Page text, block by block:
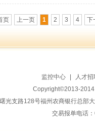
页 上一页 1 2 3 4 下
监控中心
人才招
Copyright©2013-
光支路128号福州农商银行总
交易报单电话